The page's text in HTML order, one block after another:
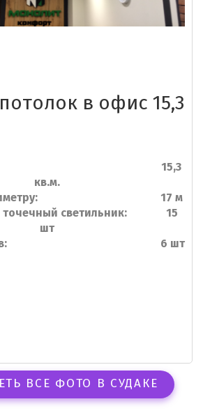
в офис 15,3
15,3
кв.м.
периметру: 17 м
точечный светильник: 15
шт
углов: 6 шт
ВСЕ ФОТО В СУДАКЕ